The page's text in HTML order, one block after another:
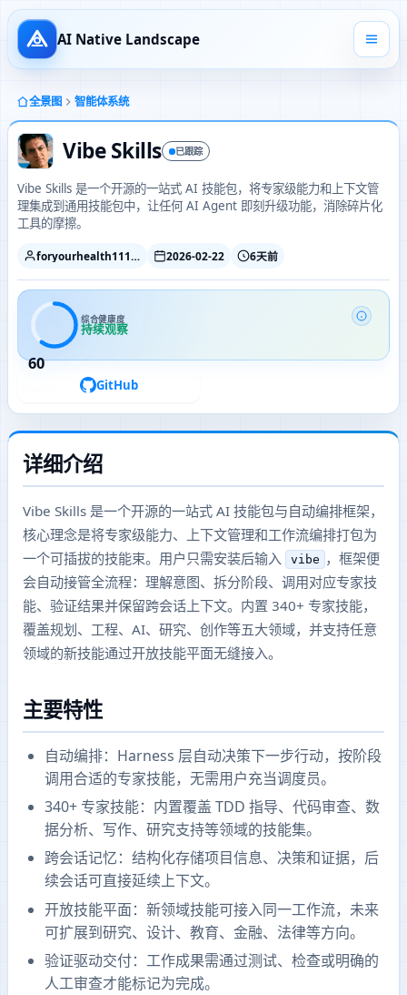
AI Native Landscape
全景图 智能体系统
Vibe Skills 已跟踪
Vibe Skills 是一个开源的一站式 AI 技能包，将专家级能力和上下文管
理集成到通用技能包中，让任何 AI Agent 即刻升级功能，消除碎片化
工具的摩擦。
foryourhealth111-pixel 2026-02-22 6天前
60
综合健康度
持续观察
GitHub
详细介绍
Vibe Skills 是一个开源的一站式 AI 技能包与自动编排框架，
核心理念是将专家级能力、上下文管理和工作流编排打包为
一个可插拔的技能束。用户只需安装后输入
vibe ，框架便
会自动接管全流程：理解意图、拆分阶段、调用对应专家技
能、验证结果并保留跨会话上下文。内置 340+ 专家技能，
覆盖规划、工程、AI、研究、创作等五大领域，并支持任意
领域的新技能通过开放技能平面无缝接入。
主要特性
自动编排：Harness 层自动决策下一步行动，按阶段
调用合适的专家技能，无需用户充当调度员。
340+ 专家技能：内置覆盖 TDD 指导、代码审查、数
据分析、写作、研究支持等领域的技能集。
跨会话记忆：结构化存储项目信息、决策和证据，后
续会话可直接延续上下文。
开放技能平面：新领域技能可接入同一工作流，未来
可扩展到研究、设计、教育、金融、法律等方向。
验证驱动交付：工作成果需通过测试、检查或明确的
人工审查才能标记为完成。